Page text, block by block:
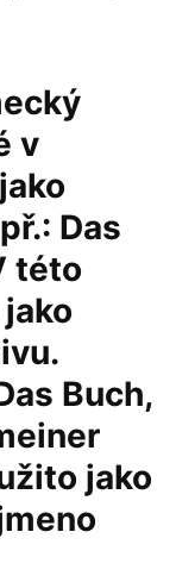
v
Das
této
Buch,
jako